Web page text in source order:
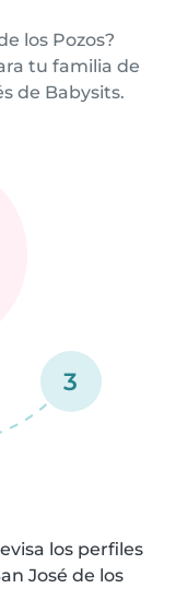
los Pozos?
tu familia de
de Babysits.
3
los perfiles
José de los